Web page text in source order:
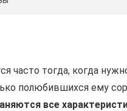
тогда, когда
полюбившихся ему
все